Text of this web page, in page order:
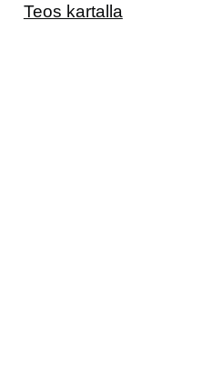
Teos kartalla